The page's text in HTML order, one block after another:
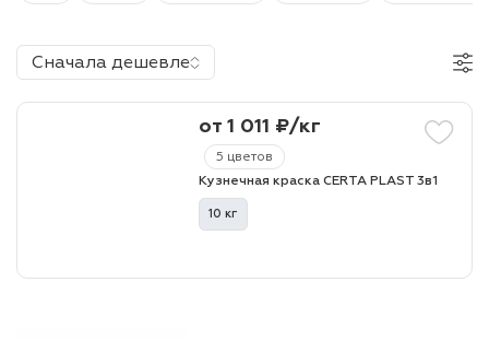
по
Сначала дешевле
5 цветов
от 1 011 ₽/кг
Кузнечная краска CERTA PLAST 3в1
10 кг